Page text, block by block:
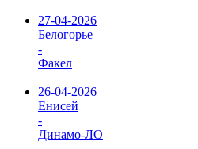
27-04-2026
Белогорье
-
Факел
26-04-2026
Енисей
-
Динамо-ЛО